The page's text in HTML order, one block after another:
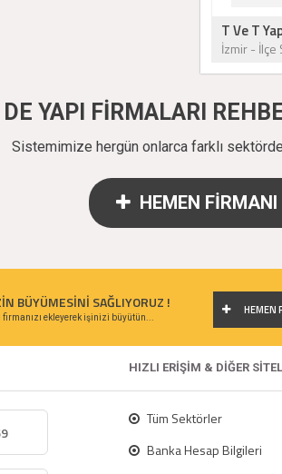
T Ve T
İzmir - İlçe
YAPI FİRMALARI
Sistemimize hergün onlarca farklı
HEMEN FİRMANI
BÜYÜMESİNİ SAĞLIYORUZ ! HEMEN
ekleyerek işinizi büyütün...
HIZLI ERİŞİM & DİĞER
Tüm Sektörler
Banka Hesap Bilgileri